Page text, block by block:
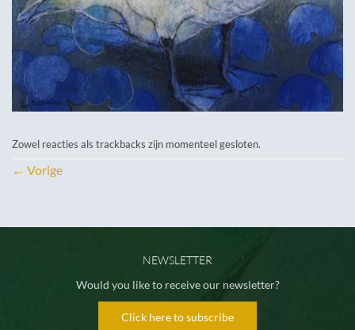
Zowel reacties als trackbacks zijn momenteel gesloten.
← Vorige
NEWSLETTER
Would you like to receive our newsletter?
Click here to subscribe